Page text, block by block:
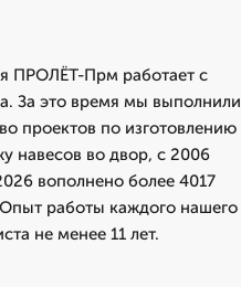
ПРОЛЁТ-Прм работает с
За это время мы выполнили
проектов по изготовлению
навесов во двор, с 2006
вополнено более 4017
Опыт работы каждого нашего
не менее 11 лет.